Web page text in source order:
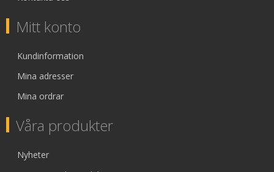
Mitt konto
Kundinformation
Mina adresser
Mina ordrar
Våra produkter
Nyheter